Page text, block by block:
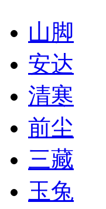
山脚
安达
清寒
前尘
三藏
玉兔